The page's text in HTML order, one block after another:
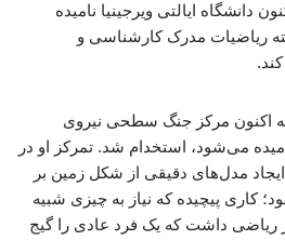
دانشگاه ایالتی ویرجینیا نامیده
ریاضیات مدرک کارشناسی و
در جایی که اکنون مرکز جنگ سطحی نیروی
می‌شود، استخدام شد. تمرکز او در
طول دهه‌های ۱۹۷۰ و ۱۹۸۰ ایجاد مدل‌های دقیقی از شکل زمین بر
کاری پیچیده که نیاز به چیزی شبیه
ریاضی داشت که یک فرد عادی را گیج